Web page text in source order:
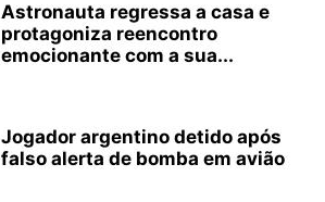
Astronauta regressa a casa e
protagoniza reencontro
emocionante com a sua...
Jogador argentino detido após
falso alerta de bomba em avião